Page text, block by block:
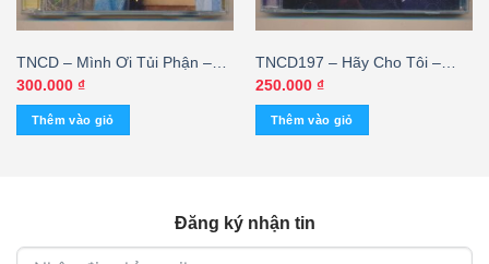
TNCD – Mình Ơi Tủi Phận –
Duy Trường (2 Disc) KGTUS
300.000 ₫
Thêm vào giỏ
TNCD197 – Hãy Cho Tôi –
Nguyễn Hưng – cái
250.000 ₫
Thêm vào giỏ
Đăng ký nhận tin